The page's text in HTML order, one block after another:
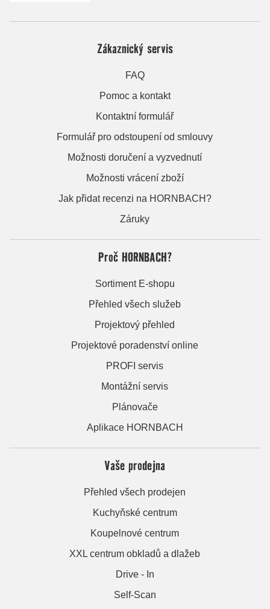
Zákaznický servis
FAQ
Pomoc a kontakt
Kontaktní formulář
Formulář pro odstoupení od smlouvy
Možnosti doručení a vyzvednutí
Možnosti vrácení zboží
Jak přidat recenzi na HORNBACH?
Záruky
Proč HORNBACH?
Sortiment E-shopu
Přehled všech služeb
Projektový přehled
Projektové poradenství online
PROFI servis
Montážní servis
Plánovače
Aplikace HORNBACH
Vaše prodejna
Přehled všech prodejen
Kuchyňské centrum
Koupelnové centrum
XXL centrum obkladů a dlažeb
Drive - In
Self-Scan